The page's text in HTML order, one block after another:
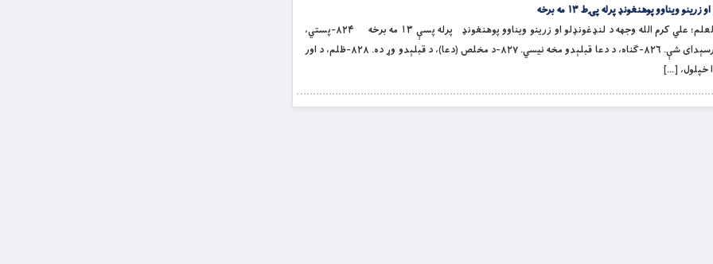
ویناوو پوهنغونډ پرله پۍط ۱۳ مه برخه
بِسْمِ اللَّهِ الرَّحْمَنِ الرَّحِيمِ غررالحکم د باب العلم؛ علي کرم الله وجهه د لنډغونډلو او زرینو ویناوو پوهنغونډ پرله پسې ۱۳ مه برخه ۸۲۴-پستي،
خیانت پنځوي. ۸۲۵- په احتیاط موخې ته ښه رسېدای شې. ۸۲۶-ګناه، د دعا قبلېدو مخه نیسي. ۸۲۷-د مخلص (دعا)، د قبلېدو وړ ده. ۸۲۸-ظلم، د اور